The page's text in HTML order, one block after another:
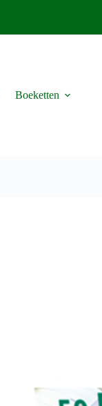
Boeketten